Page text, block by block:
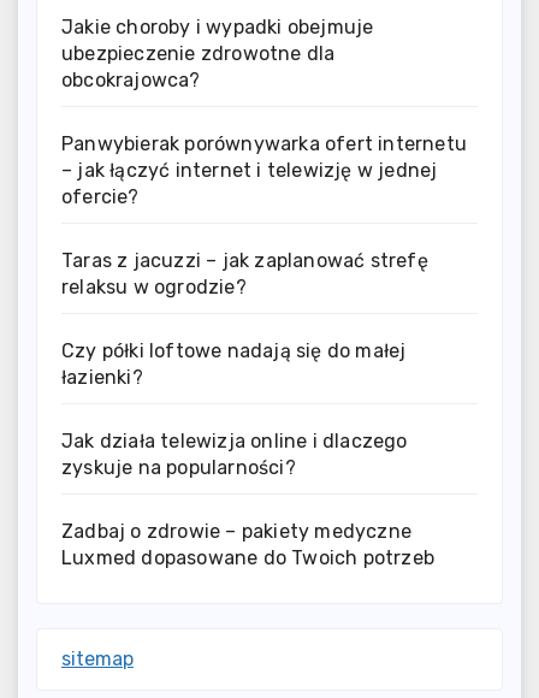
Jakie choroby i wypadki obejmuje
ubezpieczenie zdrowotne dla
obcokrajowca?
Panwybierak porównywarka ofert internetu
– jak łączyć internet i telewizję w jednej
ofercie?
Taras z jacuzzi – jak zaplanować strefę
relaksu w ogrodzie?
Czy półki loftowe nadają się do małej
łazienki?
Jak działa telewizja online i dlaczego
zyskuje na popularności?
Zadbaj o zdrowie – pakiety medyczne
Luxmed dopasowane do Twoich potrzeb
sitemap